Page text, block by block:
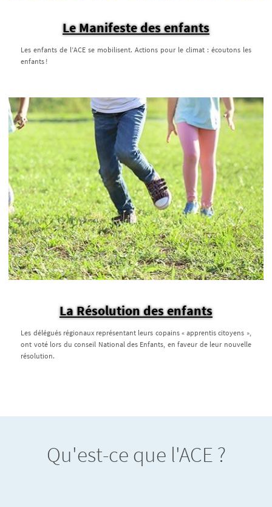
Le Manifeste des enfants
Les enfants de l’ACE se mobilisent. Actions pour le climat : écoutons les
enfants !
La Résolution des enfants
Les délégués régionaux représentant leurs copains « apprentis citoyens »,
ont voté lors du conseil National des Enfants, en faveur de leur nouvelle
résolution.
Qu'est-ce que l'ACE ?